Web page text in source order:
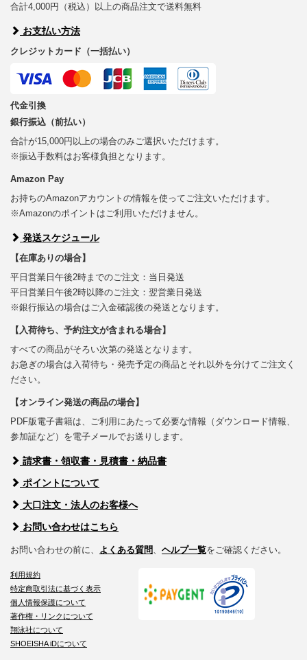
合計4,000円（税込）以上の商品注文で送料無料
お支払い方法
クレジットカード（一括払い）
代金引換
銀行振込（前払い）
合計が15,000円以上の場合のみご選択いただけます。
※振込手数料はお客様負担となります。
Amazon Pay
お持ちのAmazonアカウントの情報を使ってご注文いただけます。
※Amazonのポイントはご利用いただけません。
発送スケジュール
【在庫ありの場合】
平日営業日午後2時までのご注文：当日発送
平日営業日午後2時以降のご注文：翌営業日発送
※銀行振込の場合はご入金確認後の発送となります。
【入荷待ち、予約注文が含まれる場合】
すべての商品がそろい次第の発送となります。
お急ぎの場合は入荷待ち・発売予定の商品とそれ以外を分けてご注文く
ださい。
【オンライン発送の商品の場合】
PDF版電子書籍は、ご利用にあたって必要な情報（ダウンロード情報、
参加証など）を電子メールでお送りします。
請求書・領収書・見積書・納品書
ポイントについて
大口注文・法人のお客様へ
お問い合わせはこちら
お問い合わせの前に、 よくある質問 ヘルプ一覧をご確認ください。
利用規約
特定商取引法に基づく表示
個人情報保護について
著作権・リンクについて
翔泳社について
SHOEISHA iDについて